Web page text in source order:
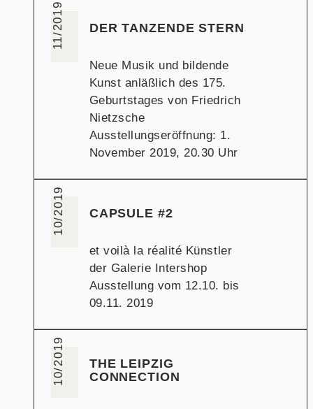
11/2019 DER TANZENDE STERN
Neue Musik und bildende
Kunst anläßlich des 175.
Geburtstages von Friedrich
Nietzsche
Ausstellungseröffnung: 1.
November 2019, 20.30 Uhr
10/2019 CAPSULE #2
et voilà la réalité Künstler
der Galerie Intershop
Ausstellung vom 12.10. bis
09.11. 2019
10/2019
THE LEIPZIG
CONNECTION